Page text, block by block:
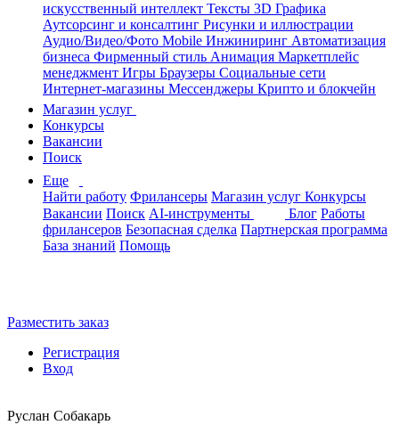
искусственный интеллект Тексты 3D Графика
Аутсорсинг и консалтинг Рисунки и иллюстрации
Аудио/Видео/Фото Mobile Инжиниринг Автоматизация
бизнеса Фирменный стиль Анимация Маркетплейс
менеджмент Игры Браузеры Социальные сети
Интернет-магазины Мессенджеры Крипто и блокчейн
Магазин услуг
Конкурсы
Вакансии
Поиск
Еще
Найти работу Фрилансеры Магазин услуг Конкурсы
Вакансии Поиск AI-инструменты Блог Работы
фрилансеров Безопасная сделка Партнерская программа
База знаний Помощь
Разместить заказ
Регистрация
Вход
Руслан Собакарь